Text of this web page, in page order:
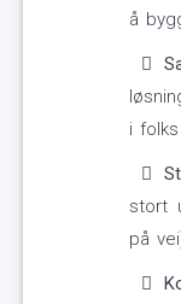
å
i
stort
på